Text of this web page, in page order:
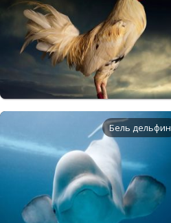
Бель дельфин